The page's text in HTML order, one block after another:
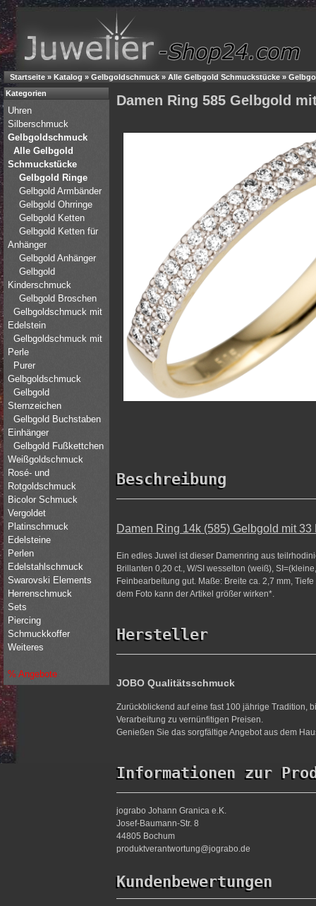
Startseite » Katalog » Gelbgoldschmuck » Alle Gelbgold Schmuckstücke »
Damen Ring 585 Gelbgold
Beschreibung
Damen Ring 14k (585) Gelbgold mit 33
Ein edles Juwel ist dieser Damenring aus
Brillanten 0,20 ct., W/SI wesselton (weiß),
Feinbearbeitung gut. Maße: Breite ca. 2,7 mm,
dem Foto kann der Artikel größer wirken*.
Hersteller
JOBO Qualitätsschmuck
Zurückblickend auf eine fast 100 jährige Tradition,
Verarbeitung zu vernünfitigen Preisen.
Genießen Sie das sorgfältige Angebot aus dem
Informationen zur
jograbo Johann Granica e.K.
Josef-Baumann-Str. 8
44805 Bochum
produktverantwortung@jograbo.de
Kundenbewertungen
Kategorien
Uhren
Silberschmuck
Gelbgoldschmuck
Alle Gelbgold
Schmuckstücke
Gelbgold Ringe
Gelbgold Armbänder
Gelbgold Ohrringe
Gelbgold Ketten
Gelbgold Ketten für
Anhänger
Gelbgold Anhänger
Gelbgold
Kinderschmuck
Gelbgold Broschen
Gelbgoldschmuck mit
Edelstein
Gelbgoldschmuck mit
Perle
Purer
Gelbgoldschmuck
Gelbgold
Sternzeichen
Gelbgold Buchstaben
Einhänger
Gelbgold Fußkettchen
Weißgoldschmuck
Rosé- und
Rotgoldschmuck
Bicolor Schmuck
Vergoldet
Platinschmuck
Edelsteine
Perlen
Edelstahlschmuck
Swarovski Elements
Herrenschmuck
Sets
Piercing
Schmuckkoffer
Weiteres
% Angebote